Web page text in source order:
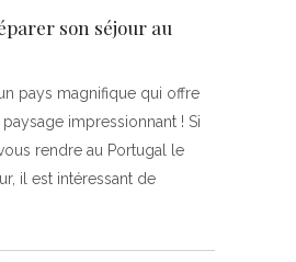
son séjour au
pays magnifique qui offre
impressionnant ! Si
rendre au Portugal le
il est intéressant de